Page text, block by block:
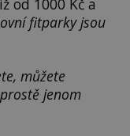
od 1000 Kč a
fitparkyjsou
můžete
jenom